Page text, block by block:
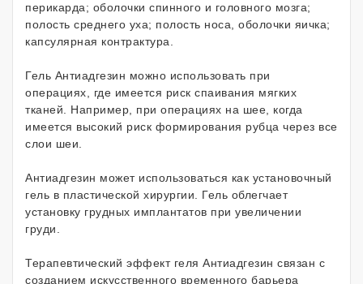
перикарда; оболочки спинного и головного мозга;
полость среднего уха; полость носа, оболочки яичка;
капсулярная контрактура.
Гель Антиадгезин можно использовать при
операциях, где имеется риск спаивания мягких
тканей. Например, при операциях на шее, когда
имеется высокий риск формирования рубца через все
слои шеи.
Антиадгезин может использоваться как установочный
гель в пластической хирургии. Гель облегчает
установку грудных имплантатов при увеличении
груди.
Терапевтический эффект геля Антиадгезин связан с
созданием искусственного временного барьера